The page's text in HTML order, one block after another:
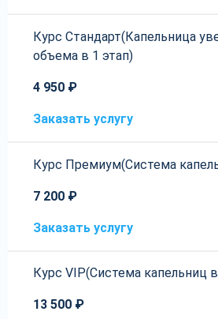
Курс Стандарт(Капельница
объема в 1 этап)
4 950 ₽
Заказать услугу
Курс Премиум(Система
7 200 ₽
Заказать услугу
Курс VIP(Система капельниц
13 500 ₽